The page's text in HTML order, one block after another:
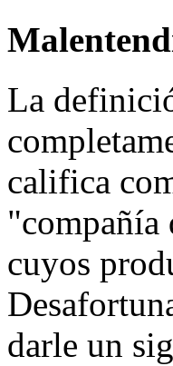
La
califica
"compañía
cuyos
darle un